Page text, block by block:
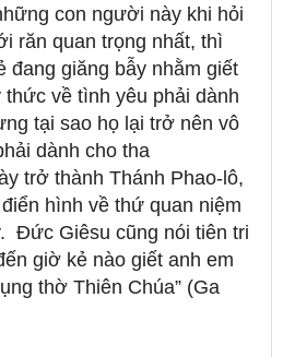
con người này khi hỏi
răn quan trọng nhất, thì
đang giăng bẫy nhằm giết
thức về tình yêu phải dành
tại sao họ lại trở nên vô
dành cho tha
trở thành Thánh Phao-lô,
hình về thứ quan niệm
Đức Giêsu cũng nói tiên tri
giờ kẻ nào giết anh em
thờ Thiên Chúa” (Ga